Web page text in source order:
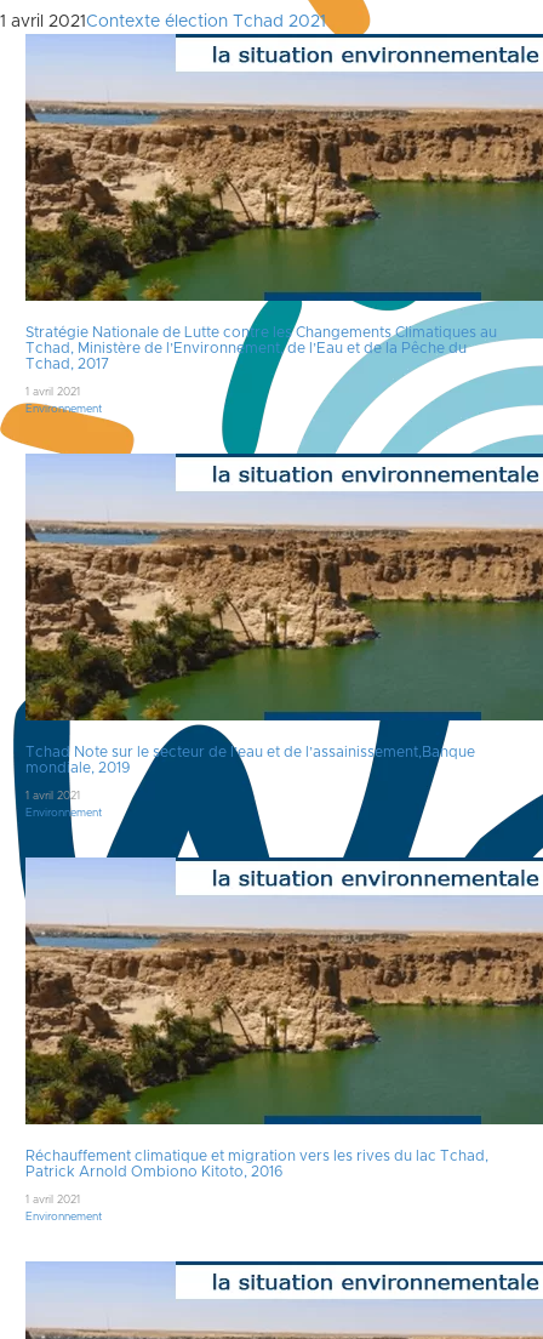
1 avril 2021Contexte élection Tchad 2021
Stratégie Nationale de Lutte contre les Changements Climatiques au
Tchad, Ministère de l’Environnement, de l’Eau et de la Pêche du
Tchad, 2017
1 avril 2021
Environnement
Tchad Note sur le secteur de l’eau et de l’assainissement,Banque
mondiale, 2019
1 avril 2021
Environnement
Réchauffement climatique et migration vers les rives du lac Tchad,
Patrick Arnold Ombiono Kitoto, 2016
1 avril 2021
Environnement